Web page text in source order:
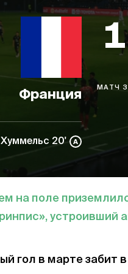
Франция
Хуммельс 20'
МАТЧ
на поле
устроивший
гол в марте забит